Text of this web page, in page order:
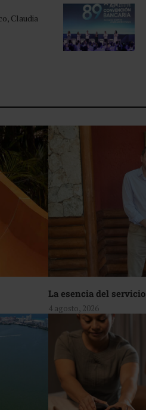
Claudia
La esencia del servicio
4 agosto, 2026